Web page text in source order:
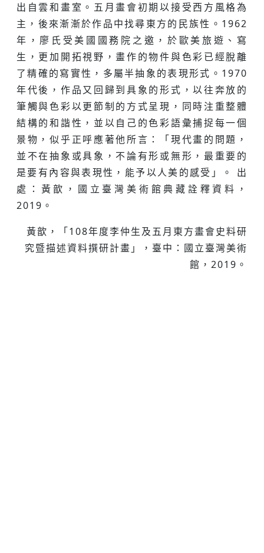
出自雲和畫室。五月畫會初期以接受西方風格為
主，後來漸漸於作品中找尋東方的民族性。1962
年，廖氏受美國國務院之邀，於歐美旅遊、寫
生，更加開拓視野，畫作的物件與色彩已經脫離
了精確的寫實性，多屬半抽象的表現形式。1970
年代後，作品又回歸到具象的形式，以往奔放的
筆觸與色彩以更節制的方式呈現，同時注重整體
結構的和諧性，並以自己的色彩語彙捕捉每一個
景物，似乎正呼應著他所言：「現代畫的問題，
並不在抽象或具象，不論有形或無形，最重要的
是要有內容與表現性，能予以人美的感受」。 出
處：黃歆，國立臺灣美術館典藏詮釋資料，
2019。
黃歆，「108年度李仲生及五月東方畫會史料研
究暨描述資料撰研計畫」，臺中：國立臺灣美術
館，2019。